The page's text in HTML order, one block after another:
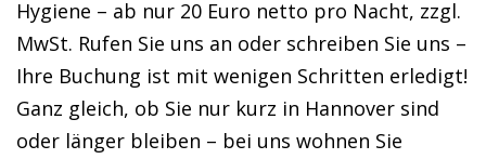
Hygiene – ab nur 20 Euro netto pro Nacht, zzgl.
MwSt. Rufen Sie uns an oder schreiben Sie uns –
Ihre Buchung ist mit wenigen Schritten erledigt!
Ganz gleich, ob Sie nur kurz in Hannover sind
oder länger bleiben – bei uns wohnen Sie